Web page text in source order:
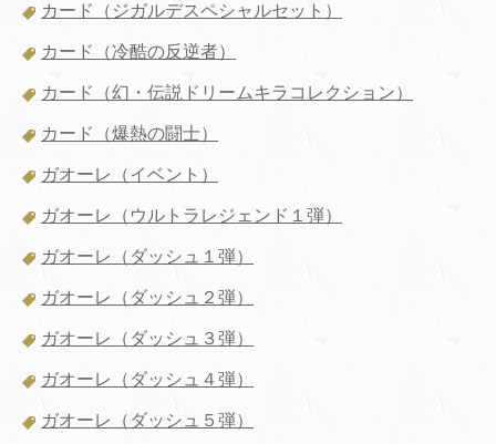
カード（ジガルデスペシャルセット）
カード（冷酷の反逆者）
カード（幻・伝説ドリームキラコレクション）
カード（爆熱の闘士）
ガオーレ（イベント）
ガオーレ（ウルトラレジェンド１弾）
ガオーレ（ダッシュ１弾）
ガオーレ（ダッシュ２弾）
ガオーレ（ダッシュ３弾）
ガオーレ（ダッシュ４弾）
ガオーレ（ダッシュ５弾）